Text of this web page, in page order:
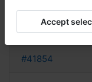
Reply
#41854
Accept